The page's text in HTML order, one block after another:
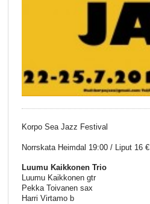
Korpo Sea Jazz Festival
Norrskata Heimdal 19:00 / Liput 16 €
Luumu Kaikkonen Trio
Luumu Kaikkonen gtr
Pekka Toivanen sax
Harri Virtamo b